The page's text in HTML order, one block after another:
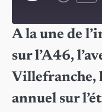
RSS FEED
SHARE
LINK
EMBED
A la une de
sur l’A46,
Villefranche,
annuel sur